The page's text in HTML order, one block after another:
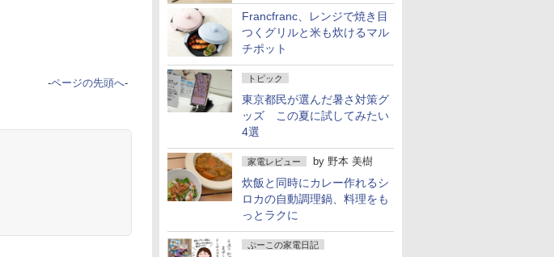
Francfranc、レンジで焼き目
つくグリルと米も炊けるマル
チポット
トピック
東京都民が選んだ暑さ対策グ
ッズ この夏に試してみたい
4選
家電レビュー by 野本 美樹
炊飯と同時にカレー作れるシ
ロカの自動調理鍋、料理をも
っとラクに
ぷーこの家電日記
-ページの先頭へ-